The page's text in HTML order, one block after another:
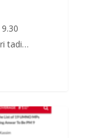
tadi…